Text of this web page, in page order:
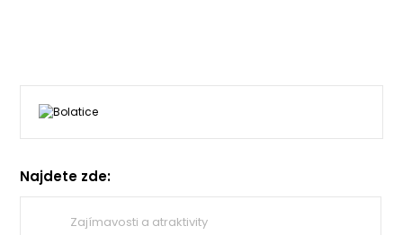
Najdete zde:
Zajímavosti a atraktivity